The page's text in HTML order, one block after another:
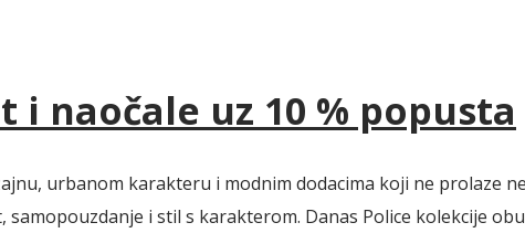
naočale uz 10 % popusta
urbanom karakteru i modnim dodacima koji ne prolaze
i stil s karakterom. Danas Police kolekcije